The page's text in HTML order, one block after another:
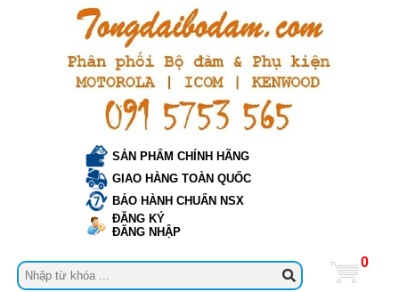
SẢN PHẨM CHÍNH HÃNG
GIAO HÀNG TOÀN QUỐC
BẢO HÀNH CHUẨN NSX
ĐĂNG KÝ
ĐĂNG NHẬP
0